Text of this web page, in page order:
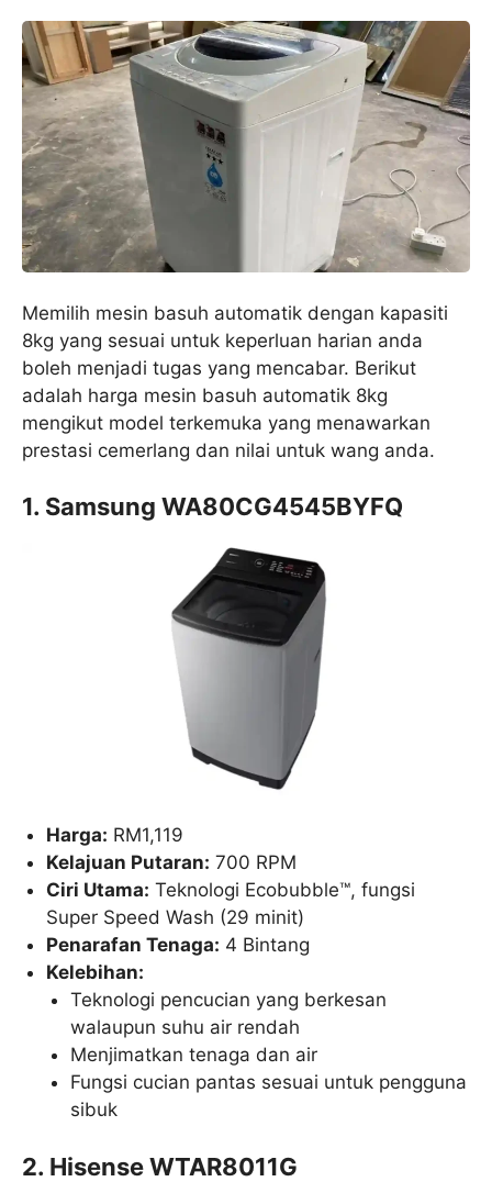
Memilih mesin basuh automatik dengan kapasiti
8kg yang sesuai untuk keperluan harian anda
boleh menjadi tugas yang mencabar. Berikut
adalah harga mesin basuh automatik 8kg
mengikut model terkemuka yang menawarkan
prestasi cemerlang dan nilai untuk wang anda.
1. Samsung WA80CG4545BYFQ
Harga: RM1,119
Kelajuan Putaran: 700 RPM
Ciri Utama: Teknologi Ecobubble™, fungsi
Super Speed Wash (29 minit)
Penarafan Tenaga: 4 Bintang
Kelebihan:
Teknologi pencucian yang berkesan
walaupun suhu air rendah
Menjimatkan tenaga dan air
Fungsi cucian pantas sesuai untuk pengguna
sibuk
2. Hisense WTAR8011G